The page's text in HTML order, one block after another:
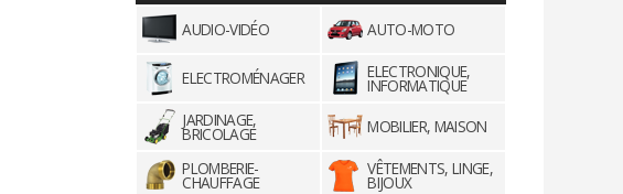
AUDIO-VIDÉO AUTO-MOTO
ELECTROMÉNAGER ELECTRONIQUE,
INFORMATIQUE
JARDINAGE,
BRICOLAGE
MOBILIER, MAISON
PLOMBERIE-
CHAUFFAGE
VÊTEMENTS, LINGE,
BIJOUX